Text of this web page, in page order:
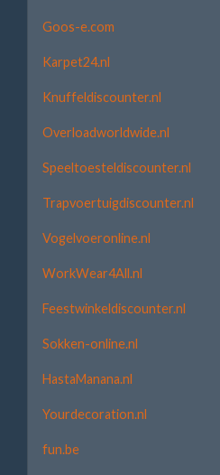
Goos-e.com
Karpet24.nl
Knuffeldiscounter.nl
Overloadworldwide.nl
Speeltoesteldiscounter.nl
Trapvoertuigdiscounter.nl
Vogelvoeronline.nl
WorkWear4All.nl
Feestwinkeldiscounter.nl
Sokken-online.nl
HastaManana.nl
Yourdecoration.nl
fun.be